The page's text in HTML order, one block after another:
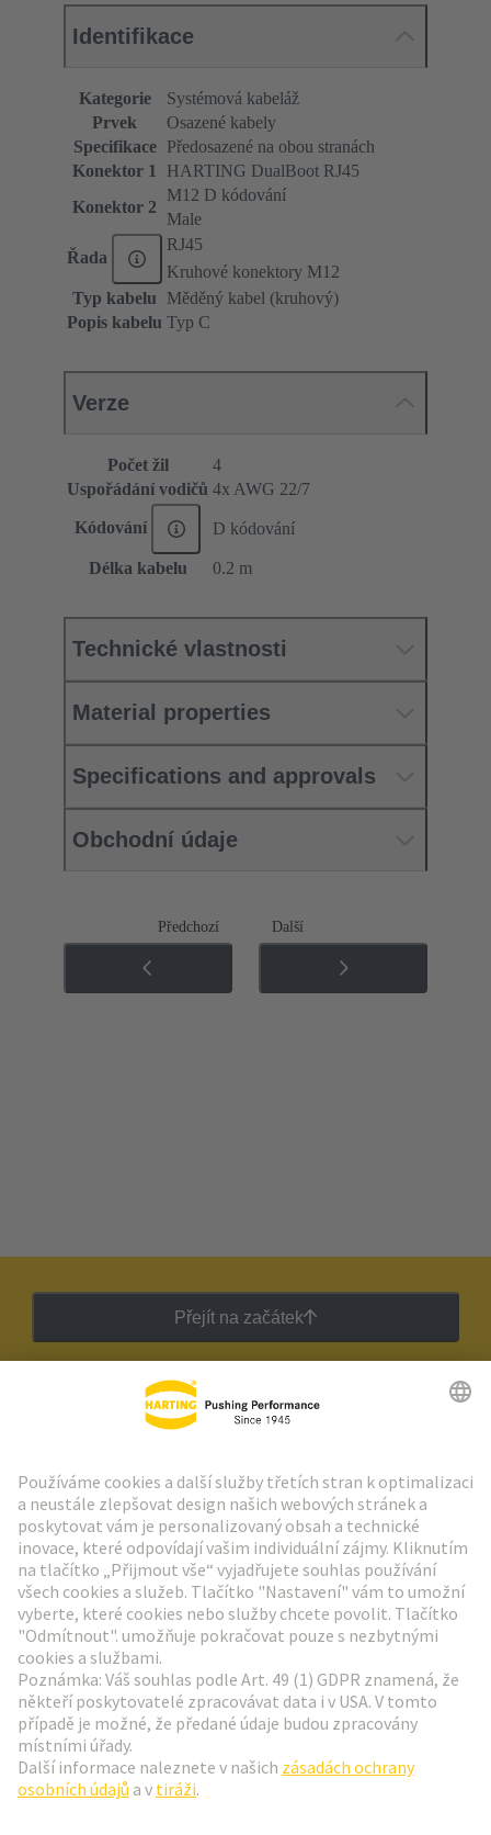
Identifikace
Kategorie
Systémová kabeláž
Prvek
Osazené kabely
Specifikace
Předosazené na obou stranách
Konektor 1
HARTING DualBoot RJ45
Konektor 2
M12 D kódování
Male
Řada
RJ45
Kruhové konektory M12
Typ kabelu
Měděný kabel (kruhový)
Popis kabelu Typ C
Verze
Počet žil
4
Uspořádání vodičů 4x AWG 22/7
Kódování D kódování
Délka kabelu 0.2 m
Technické vlastnosti
Material properties
Specifications and approvals
Obchodní údaje
Předchozí Další
Přejít na začátek
Zpravodaj HARTING
Přejít na registraci
Social Media
Česká republika